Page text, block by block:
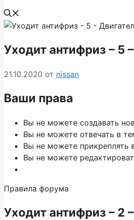
Уходит антифриз – 5
21.10.2020 от nissan
Ваши права
Вы не можете создавать
Вы не можете отвечать в
Вы не можете прикреплять
Вы не можете
Правила форума
Уходит антифриз – 2